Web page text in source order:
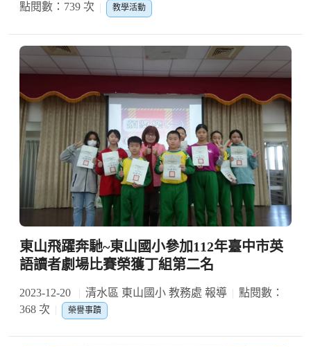
點閱數：739 次
教學活動
東山飛躍奔馳~東山國小參加112年臺中市英
語讀者劇場比賽榮獲丁組第二名
2023-12-20 清水區 東山國小 教務處 報導
點閱數：
368 次
榮譽事蹟